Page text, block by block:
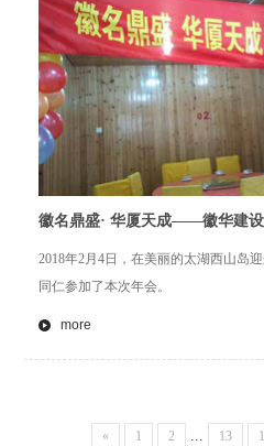
徽名鼎盛· 华厦天成——徽华建设
2018年2月4日，在美丽的太湖西山岛
同仁参加了本次年会。
more
« 1 2 ... 13